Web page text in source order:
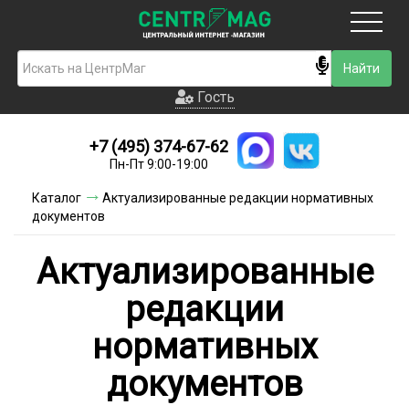
Гость
Новинки
Условия доставки
Контакты
Акции и скидки
Гость
+7 (495) 374-67-62
Пн-Пт 9:00-19:00
Каталог
Актуализированные редакции нормативных
документов
Актуализированные
редакции
нормативных
документов